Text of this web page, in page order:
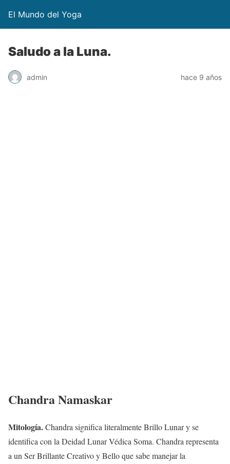
El Mundo del Yoga
Saludo a la Luna.
admin hace 9 años
Chandra Namaskar
Mitología.Chandra significa literalmente Brillo Lunar y se
identifica con la Deidad Lunar Védica Soma. Chandra representa
a un Ser Brillante Creativo y Bello que sabe manejar la